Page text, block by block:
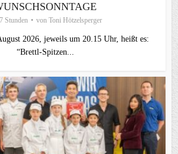
Stunden von Toni Hötzelsperger
2026, jeweils um 20.15 Uhr, heißt es:
“Brettl-Spitzen...